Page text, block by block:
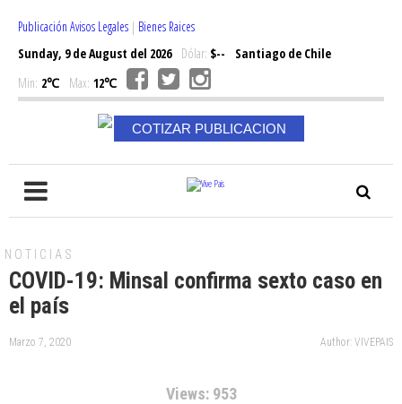
Publicación Avisos Legales | Bienes Raices
Sunday, 9 de August del 2026Dólar: $--
Santiago de Chile
Min: 2℃ Max: 12℃
COTIZAR PUBLICACION
NOTICIAS
COVID-19: Minsal confirma sexto caso en
el país
Marzo 7, 2020 Author: VIVEPAIS
Views: 953